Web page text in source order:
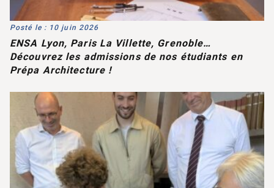
Posté le : 10 juin 2026
ENSA Lyon, Paris La Villette, Grenoble…
Découvrez les admissions de nos étudiants en
Prépa Architecture !